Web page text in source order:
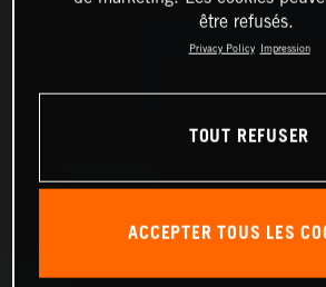
être refusés.
Privacy Policy Impression
TOUT REFUSER
ACCEPTER TOUS LES